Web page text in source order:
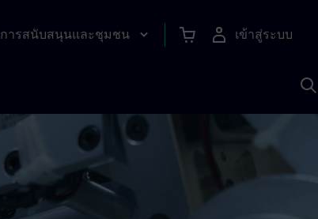
การสนับสนุนและชุมชน เข้าสู่ระบบ